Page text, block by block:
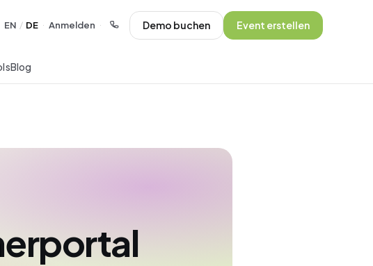
EN / DE · Anmelden · Demo buchen Event erstellen
Blog